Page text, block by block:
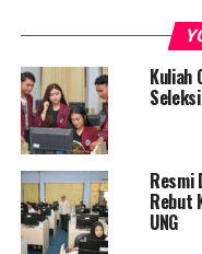
SNPMB 2026 akan
Seleksi Nasional
Nasional Berbasis Tes
bahwa SNPMB
dalam memperoleh
prestasi akademik,
melalui SNBP, serta
Kuota Tidak Berubah
Kuliah
Resmi
Rebut
UNG